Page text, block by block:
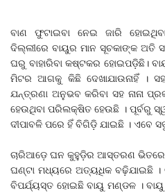
ବାଣ ଫୁଟାଇବା ନେଇ ଜାରି
ଦିଲ୍ଲୀରେ ବାୟୁର ମାନ ସୂଚକାଙ୍କ ଅତି
ଘରୁ ବାହାରିବା କଷ୍ଟକର ହୋଇପଡ଼ିଛି।
ମିଟର ଆଗକୁ କିଛି ଦେଖାଯାଉନାହିଁ ।
ଯନ୍ତ୍ରଣା ଅନୁଭବ କରିବା ସହ ନାନା
ହେଉଥିବା ପରିଲକ୍ଷିତ ହେଉଛି । ପୂର୍ବରୁ
ଦୀପାବଳି ପରେ ହିଁ ବିଗିଡ଼ି ଯାଇଛି ।
ଚାରିଆଡ଼େ ଘନ କୁହୁଡ଼ିର ଆସ୍ତରଣ
ଘଣ୍ଟା ମଧ୍ୟରେ ଅତ୍ୟଧିକ ବଢ଼ିଯାଇଛି ।
ବିପର୍ଯ୍ୟସ୍ତ ହୋଇଛି ବାୟୁ ମଣ୍ଡଳ ।